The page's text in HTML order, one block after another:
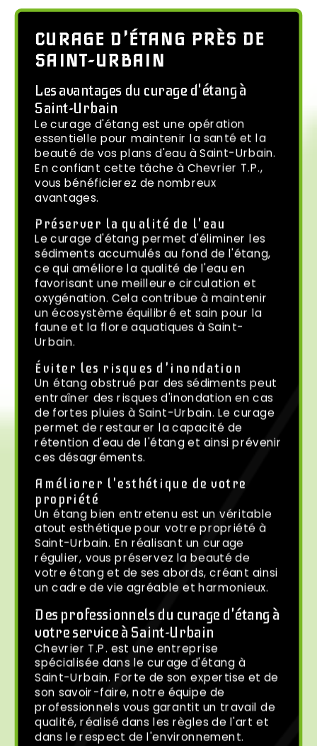
CURAGE D'ÉTANG PRÈS DE
SAINT-URBAIN
Les avantages du curage d'étang à
Saint-Urbain
Le curage d'étang est une opération
essentielle pour maintenir la santé et la
beauté de vos plans d'eau à Saint-Urbain.
En confiant cette tâche à Chevrier T.P.,
vous bénéficierez de nombreux
avantages.
Préserver la qualité de l'eau
Le curage d'étang permet d'éliminer les
sédiments accumulés au fond de l'étang,
ce qui améliore la qualité de l'eau en
favorisant une meilleure circulation et
oxygénation. Cela contribue à maintenir
un écosystème équilibré et sain pour la
faune et la flore aquatiques à Saint-
Urbain.
Éviter les risques d'inondation
Un étang obstrué par des sédiments peut
entraîner des risques d'inondation en cas
de fortes pluies à Saint-Urbain. Le curage
permet de restaurer la capacité de
rétention d'eau de l'étang et ainsi prévenir
ces désagréments.
Améliorer l'esthétique de votre
propriété
Un étang bien entretenu est un véritable
atout esthétique pour votre propriété à
Saint-Urbain. En réalisant un curage
régulier, vous préservez la beauté de
votre étang et de ses abords, créant ainsi
un cadre de vie agréable et harmonieux.
Des professionnels du curage d'étang à
votre service à Saint-Urbain
Chevrier T.P. est une entreprise
spécialisée dans le curage d'étang à
Saint-Urbain. Forte de son expertise et de
son savoir-faire, notre équipe de
professionnels vous garantit un travail de
qualité, réalisé dans les règles de l'art et
dans le respect de l'environnement.